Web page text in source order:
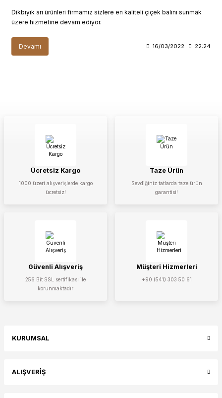
Dikbıyık arı ürünleri firmamız sizlere en kaliteli çiçek balını sunmak
üzere hizmetine devam ediyor.
Devamı 16/03/2022 22:24
Ücretsiz Kargo
1000 üzeri alışverişlerde kargo
ücretsiz!
Taze Ürün
Sevdiğiniz tatlarda taze ürün
garantisi!
Güvenli Alışveriş
256 Bit SSL sertifikası ile
korunmaktadır
Müşteri Hizmerleri
+90 (541) 303 50 61
KURUMSAL
ALIŞVERİŞ